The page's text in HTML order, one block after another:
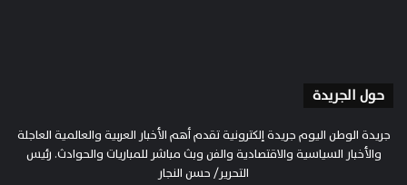
حول الجريدة
جريدة الوطن اليوم جريدة إلكترونية تقدم أهم الأخبار العربية والعالمية العاجلة
والأخبار السياسية والاقتصادية والفن وبث مباشر للمباريات والحوادث. رئيس
التحرير/ حسن النجار